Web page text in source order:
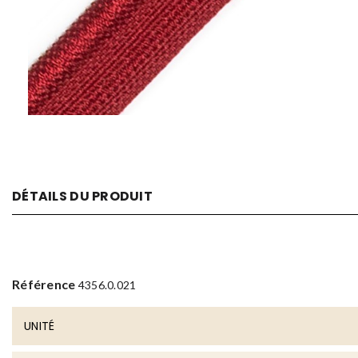
DÉTAILS DU PRODUIT
Référence 4356.0.021
UNITÉ